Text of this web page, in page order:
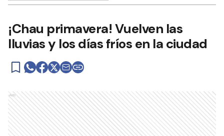
¡Chau primavera! Vuelven las
lluvias y los días fríos en la ciudad
Ads